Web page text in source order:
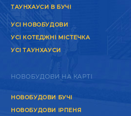
ТАУНХАУСИ В БУЧІ
УСІ НОВОБУДОВИ
УСІ КОТЕДЖНІ МІСТЕЧКА
УСІ ТАУНХАУСИ
НОВОБУДОВИ НА КАРТІ
НОВОБУДОВИ БУЧІ
НОВОБУДОВИ ІРПЕНЯ